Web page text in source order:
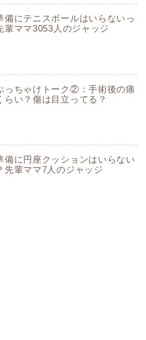
備にテニスボールはいらないっ
輩ママ3053人のジャッジ
っちゃけトーク②：手術後の痛
らい？傷は目立ってる？
備に円座クッションはいらない
先輩ママ7人のジャッジ